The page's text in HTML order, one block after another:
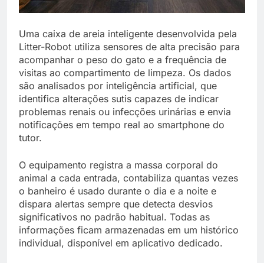
Uma caixa de areia inteligente desenvolvida pela
Litter-Robot utiliza sensores de alta precisão para
acompanhar o peso do gato e a frequência de
visitas ao compartimento de limpeza. Os dados
são analisados por inteligência artificial, que
identifica alterações sutis capazes de indicar
problemas renais ou infecções urinárias e envia
notificações em tempo real ao smartphone do
tutor.
O equipamento registra a massa corporal do
animal a cada entrada, contabiliza quantas vezes
o banheiro é usado durante o dia e a noite e
dispara alertas sempre que detecta desvios
significativos no padrão habitual. Todas as
informações ficam armazenadas em um histórico
individual, disponível em aplicativo dedicado.